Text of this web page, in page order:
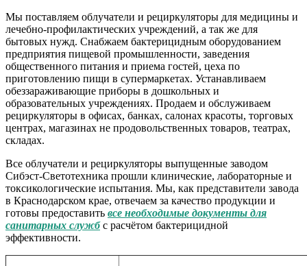
Мы поставляем облучатели и рециркуляторы для медицины и
лечебно-профилактических учреждений, а так же для
бытовых нужд. Снабжаем бактерицидным оборудованием
предприятия пищевой промышленности, заведения
общественного питания и приема гостей, цеха по
приготовлению пищи в супермаркетах. Устанавливаем
обеззараживающие приборы в дошкольных и
образовательных учреждениях. Продаем и обслуживаем
рециркуляторы в офисах, банках, салонах красоты, торговых
центрах, магазинах не продовольственных товаров, театрах,
складах.
Все облучатели и рециркуляторы выпущенные заводом
Сибэст-Светотехника прошли клинические, лабораторные и
токсикологические испытания. Мы, как представители завода
в Краснодарском крае, отвечаем за качество продукции и
готовы предоставить все необходимые документы для
санитарных службс расчётом бактерицидной
эффективности.